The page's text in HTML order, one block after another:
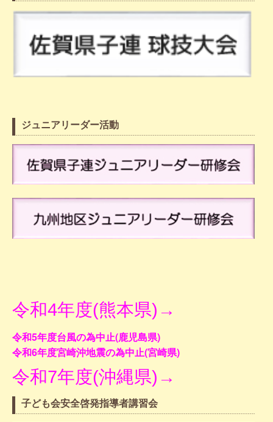
ジュニアリーダー活動
令和4年度(熊本県)→
令和5年度台風の為中止(鹿児島県)
令和6年度宮崎沖地震の為中止(宮崎県)
令和7年度(沖縄県)→
子ども会安全啓発指導者講習会